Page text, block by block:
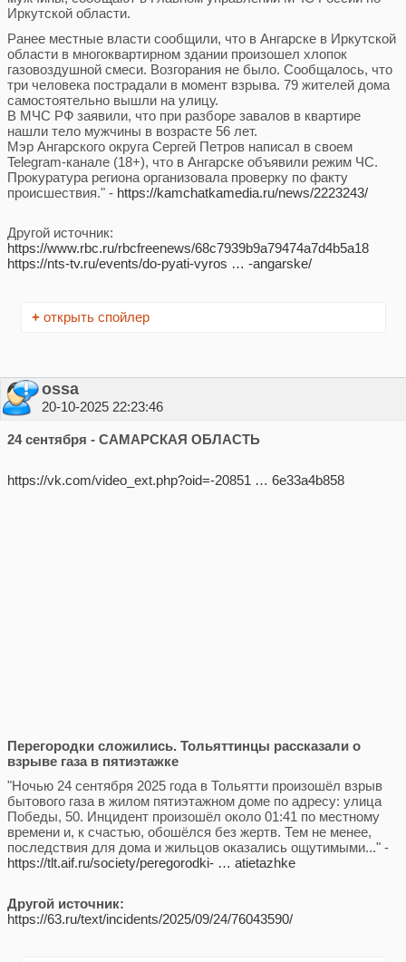
Иркутской области.
Ранее местные власти сообщили, что в Ангарске в Иркутской
области в многоквартирном здании произошел хлопок
газовоздушной смеси. Возгорания не было. Сообщалось, что
три человека пострадали в момент взрыва. 79 жителей дома
самостоятельно вышли на улицу.
В МЧС РФ заявили, что при разборе завалов в квартире
нашли тело мужчины в возрасте 56 лет.
Мэр Ангарского округа Сергей Петров написал в своем
Telegram-канале (18+), что в Ангарске объявили режим ЧС.
Прокуратура региона организовала проверку по факту
происшествия." - https://kamchatkamedia.ru/news/2223243/
Другой источник:
https://www.rbc.ru/rbcfreenews/68c7939b9a79474a7d4b5a18
https://nts-tv.ru/events/do-pyati-vyros … -angarske/
+открыть спойлер
ossa
20-10-2025 22:23:46
24 сентября - САМАРСКАЯ ОБЛАСТЬ
https://vk.com/video_ext.php?oid=-20851 … 6e33a4b858
Перегородки сложились. Тольяттинцы рассказали о
взрыве газа в пятиэтажке
"Ночью 24 сентября 2025 года в Тольятти произошёл взрыв
бытового газа в жилом пятиэтажном доме по адресу: улица
Победы, 50. Инцидент произошёл около 01:41 по местному
времени и, к счастью, обошёлся без жертв. Тем не менее,
последствия для дома и жильцов оказались ощутимыми..." -
https://tlt.aif.ru/society/peregorodki- … atietazhke
Другой источник:
https://63.ru/text/incidents/2025/09/24/76043590/